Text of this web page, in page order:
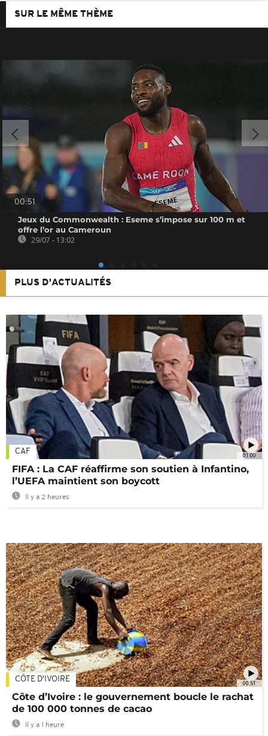
SUR LE MÊME THÈME
00:51
Jeux du Commonwealth : Eseme s’impose sur 100 m et
offre l’or au Cameroun
29/07 - 13:02
PLUS D'ACTUALITÉS
01:00
CAF
FIFA : La CAF réaffirme son soutien à Infantino,
l’UEFA maintient son boycott
Il y a 2 heures
00:51
CÔTE D'IVOIRE
Côte d’Ivoire : le gouvernement boucle le rachat
de 100 000 tonnes de cacao
Il y a 1 heure